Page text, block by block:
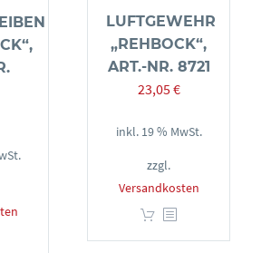
LUFTGEWEHR
„REHBOCK“,
ART.-NR. 8721
23,05€
inkl. 19 % MwSt.
zzgl.
Versandkosten